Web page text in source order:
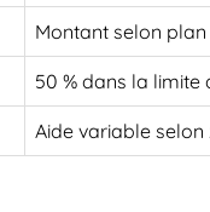
Montant selon plan
50 % dans la limite
Aide variable selon